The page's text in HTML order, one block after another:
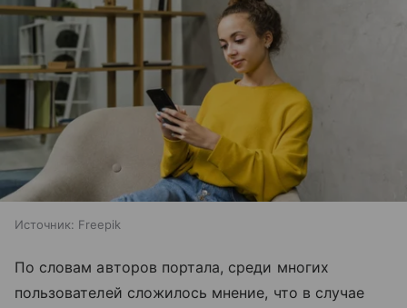
Источник: Freepik
По словам авторов портала, среди многих
пользователей сложилось мнение, что в случае